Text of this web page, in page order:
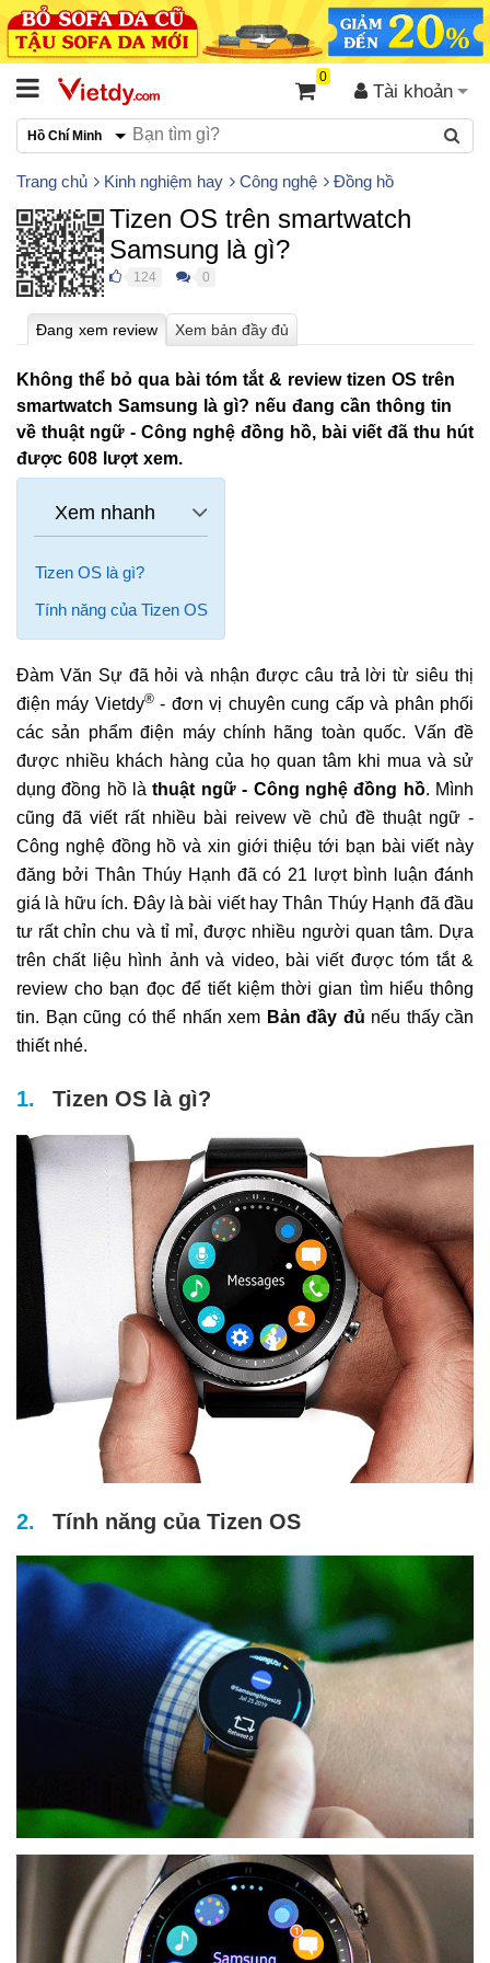
Tài khoản
0
Hồ Chí Minh
Trang chủ Kinh nghiệm hay Công nghệ Đồng hồ
Tizen OS trên smartwatch
Samsung là gì?
124 0
Không thể bỏ qua bài tóm tắt & review tizen OS trên
smartwatch Samsung là gì? nếu đang cần thông tin
về thuật ngữ - Công nghệ đồng hồ, bài viết đã thu hút
được 608 lượt xem.
Tizen OS là gì?
Tính năng của Tizen OS
Đàm Văn Sự đã hỏi và nhận được câu trả lời từ siêu thị
điện máy Vietdy®- đơn vị chuyên cung cấp và phân phối
các sản phẩm điện máy chính hãng toàn quốc. Vấn đề
được nhiều khách hàng của họ quan tâm khi mua và sử
dụng đồng hồ làthuật ngữ - Công nghệ đồng hồ. Mình
cũng đã viết rất nhiều bài reivew về chủ đề thuật ngữ -
Công nghệ đồng hồ và xin giới thiệu tới bạn bài viết này
đăng bởi Thân Thúy Hạnh đã có 21 lượt bình luận đánh
giá là hữu ích. Đây là bài viết hay Thân Thúy Hạnh đã đầu
tư rất chỉn chu và tỉ mỉ, được nhiều người quan tâm. Dựa
trên chất liệu hình ảnh và video, bài viết được tóm tắt &
review cho bạn đọc để tiết kiệm thời gian tìm hiểu thông
tin. Bạn cũng có thể nhấn xem Bản đầy đủ nếu thấy cần
thiết nhé.
Tizen OS là gì?
Tính năng của Tizen OS